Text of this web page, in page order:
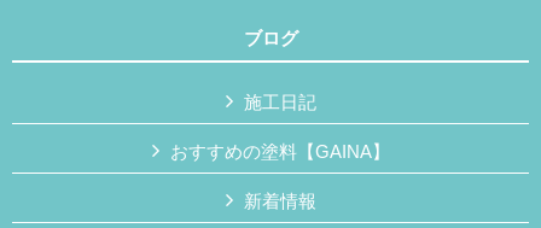
ブログ
施工日記
おすすめの塗料【GAINA】
新着情報